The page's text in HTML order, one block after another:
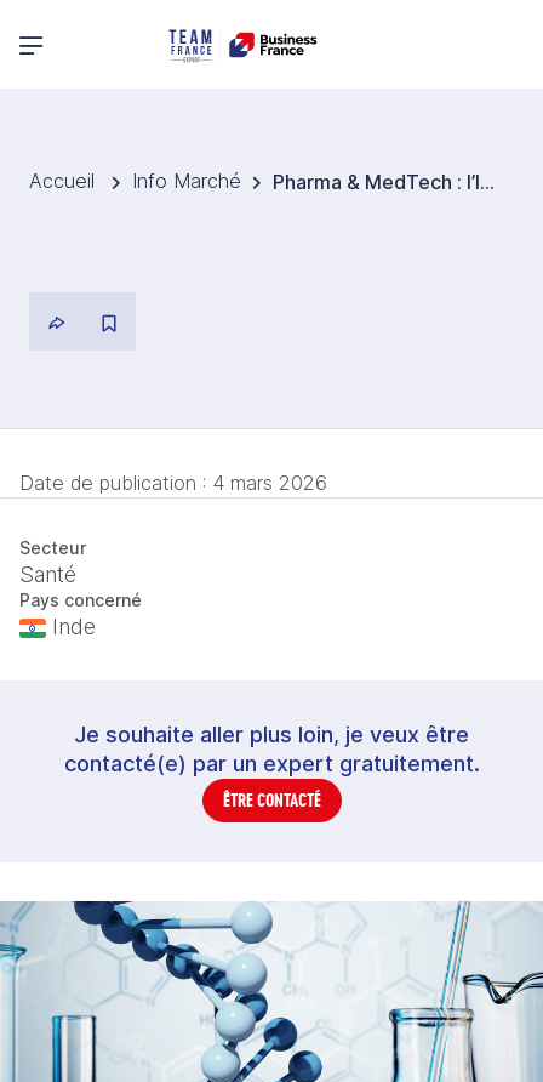
Menu principal
Accueil Info Marché Pharma & MedTech : l’Inde franchit une étape stratégique avec l’UE
Date de publication : 4 mars 2026
Secteur
Santé
Pays concerné
Inde
Je souhaite aller plus loin, je veux être
contacté(e) par un expert gratuitement.
ÊTRE CONTACTÉ